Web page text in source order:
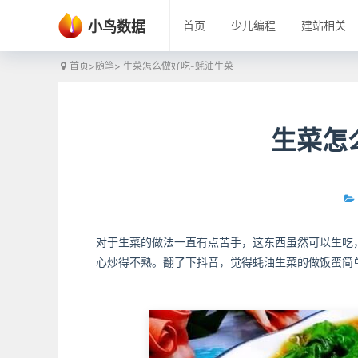
小鸟数据 首页 少儿编程 建站相关
首页>随笔> 生菜怎么做好吃-蚝油生菜
生菜怎
对于生菜的做法一直有点苦手，这东西虽然可以生
心炒得不熟。翻了下抖音，觉得蚝油生菜的做饭蛮